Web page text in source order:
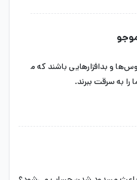
و بدافزارهایی باشند که م
به سرقت ببرند.